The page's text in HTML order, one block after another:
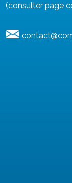
(consulter page